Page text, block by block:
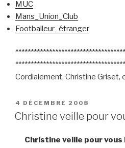
MUC
Mans_Union_Club
Footballeur_étranger
Cordialement, Christine Griset,
PUBLIÉ
LE
4 DÉCEMBRE 2008
Christine veille pour
Christine veille pour